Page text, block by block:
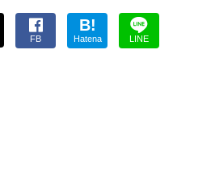
FB
B!
Hatena LINE